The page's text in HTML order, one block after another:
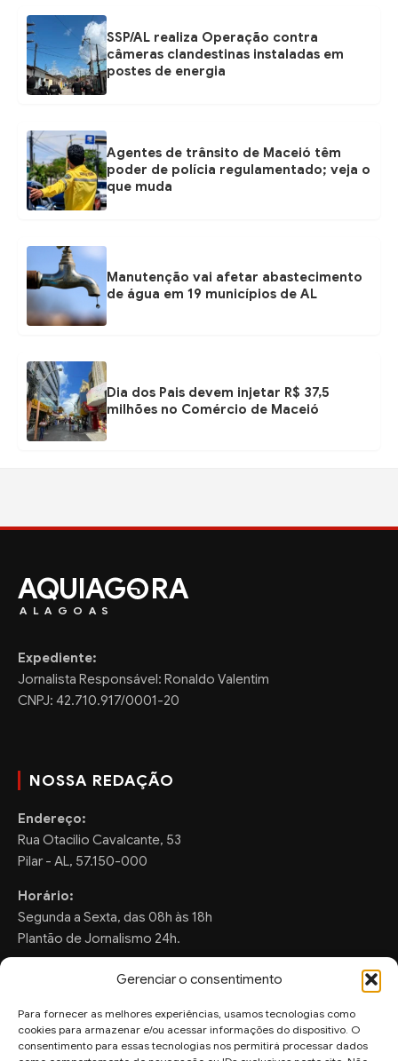
Gerenciar o consentimento
Para fornecer as melhores experiências, usamos tecnologias como
cookies para armazenar e/ou acessar informações do dispositivo. O
consentimento para essas tecnologias nos permitirá processar dados
SSP/AL realiza Operação contra
câmeras clandestinas instaladas em
postes de energia
Agentes de trânsito de Maceió têm
poder de polícia regulamentado; veja o
que muda
Manutenção vai afetar abastecimento
de água em 19 municípios de AL
Dia dos Pais devem injetar R$ 37,5
milhões no Comércio de Maceió
AQUIAG RA
ALAGOAS
Expediente:
Jornalista Responsável: Ronaldo Valentim
CNPJ: 42.710.917/0001-20
NOSSA REDAÇÃO
Endereço:
Rua Otacilio Cavalcante, 53
Pilar - AL, 57.150-000
Horário:
Segunda a Sexta, das 08h às 18h
Plantão de Jornalismo 24h.
FALE CONOSCO
Sugestões de Pauta: